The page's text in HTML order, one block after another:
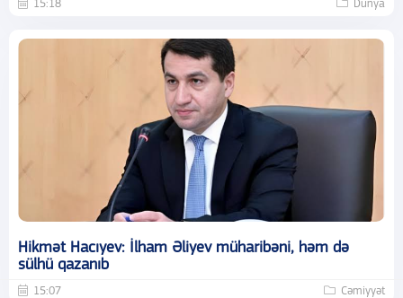
15:18 Dünya
Hikmət Hacıyev: İlham Əliyev müharibəni, həm də
sülhü qazanıb
15:07 Cəmiyyət